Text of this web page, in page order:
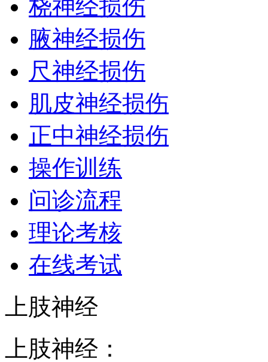
桡神经损伤
腋神经损伤
尺神经损伤
肌皮神经损伤
正中神经损伤
操作训练
问诊流程
理论考核
在线考试
上肢神经
上肢神经：